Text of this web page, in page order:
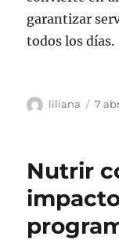
garantizar
todos los días.
Autor
liliana 7
Nutrir